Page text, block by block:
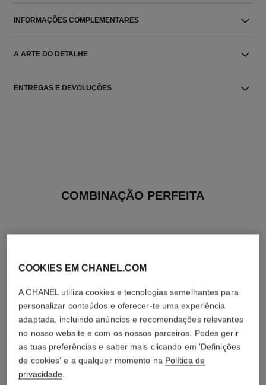
INFORMAÇÕES COMPLEMENTARES
A ARTE DO DETALHE
ENTREGAS E DEVOLUÇÕES
COMBINAÇÃO PERFEITA
COOKIES EM CHANEL.COM
A CHANEL utiliza cookies e tecnologias semelhantes para
personalizar conteúdos e oferecer-te uma experiência
adaptada, incluindo anúncios e recomendações relevantes
no nosso website e com os nossos parceiros. Podes gerir
as tuas preferências e saber mais clicando em 'Definições
de cookies' e a qualquer momento na Política de
privacidade